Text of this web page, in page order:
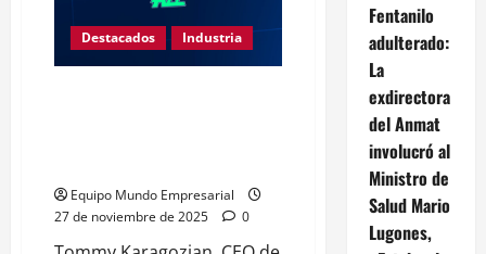
Destacados Industria
Equipo Mundo Empresarial
27 de noviembre de 2025
0
Fentanilo
adulterado:
La
exdirectora
del Anmat
involucró al
Ministro de
Salud Mario
Lugones,